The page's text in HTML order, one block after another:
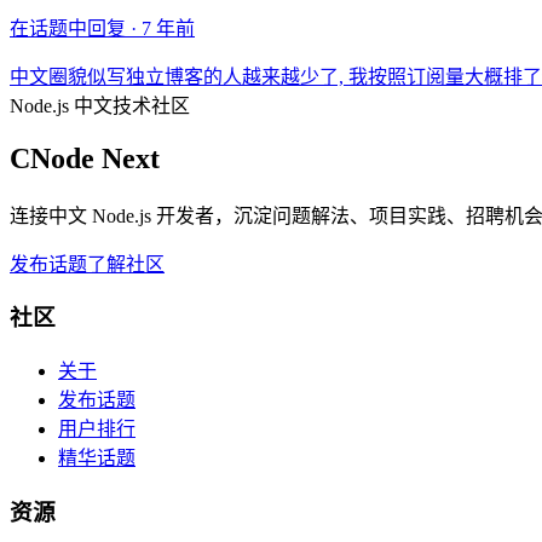
在话题中回复 · 7 年前
中文圈貌似写独立博客的人越来越少了, 我按照订阅量大概排
Node.js 中文技术社区
CNode Next
连接中文 Node.js 开发者，沉淀问题解法、项目实践、招聘机会
发布话题了解社区
社区
关于
发布话题
用户排行
精华话题
资源